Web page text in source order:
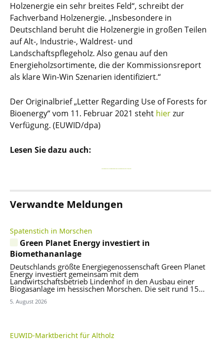
Holzenergie ein sehr breites Feld“, schreibt der
Fachverband Holzenergie. „Insbesondere in
Deutschland beruht die Holzenergie in großen Teilen
auf Alt-, Industrie-, Waldrest- und
Landschaftspflegeholz. Also genau auf den
Energieholzsortimente, die der Kommissionsreport
als klare Win-Win Szenarien identifiziert.“
Der Originalbrief „Letter Regarding Use of Forests for
Bioenergy“ vom 11. Februar 2021 steht hierzur
Verfügung. (EUWID/dpa)
Lesen Sie dazu auch:
Verwandte Meldungen
Spatenstich in Morschen
Green Planet Energy investiert in
Biomethananlage
Deutschlands größte Energiegenossenschaft Green Planet
Energy investiert gemeinsam mit dem
Landwirtschaftsbetrieb Lindenhof in den Ausbau einer
Biogasanlage im hessischen Morschen. Die seit rund 15...
5. August 2026
EUWID-Marktbericht für Altholz